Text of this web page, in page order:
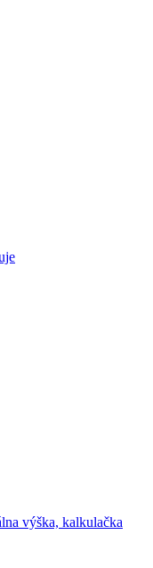
výška, kalkulačka